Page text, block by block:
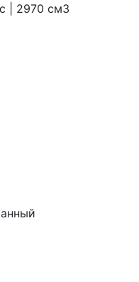
| 2970 см3